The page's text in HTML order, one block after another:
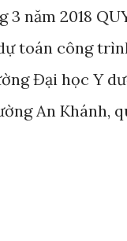
3 năm 2018
toán công
Đại học Y
An Khánh,